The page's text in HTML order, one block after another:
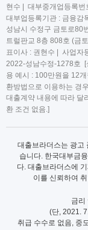
현수 | 대부중개업등록
대부업등록기관 : 금융감
성남시 수정구 금토로80
트럴판교 8층 808호 (금
표이사 : 권현수 | 사업자
2022-성남수정-1278호 [
용 예시 : 100만원을 12
환방법으로 이용하는 경
대출계약 내용에 따라 달
환 조건 없음.]
대출브라더스는 광고
습니다. 한국대부금
다. 대출브라더스에
이를 신뢰하여
금리
(단, 2021.
취급 수수로 없음, 중